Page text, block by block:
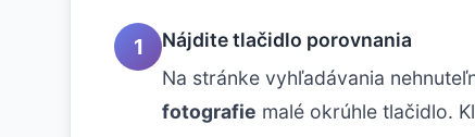
1
Nájdite tlačidlo porovnania
Na stránke vyhľadávania
fotografie malé okrúhle tlačidlo.